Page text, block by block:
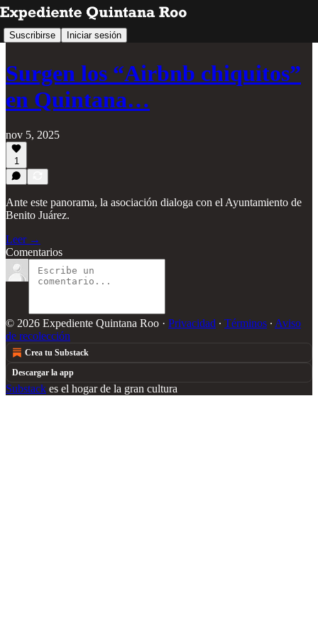
Suscribirse Iniciar sesión
Surgen los “Airbnb chiquitos”
en Quintana…
nov 5, 2025
1
Ante este panorama, la asociación dialoga con el Ayuntamiento de
Benito Juárez.
Leer →
Comentarios
© 2026 Expediente Quintana Roo · Privacidad ∙ Términos ∙ Aviso
de recolección
Crea tu Substack
Descargar la app
Substack es el hogar de la gran cultura